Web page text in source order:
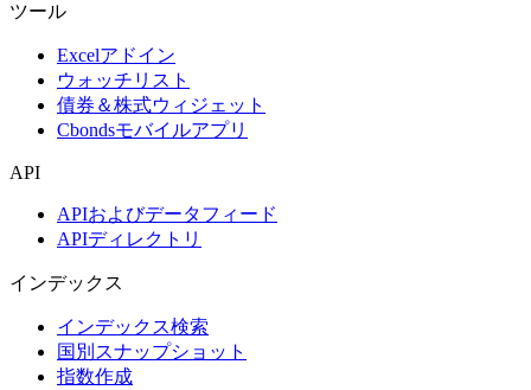
ツール
Excelアドイン
ウォッチリスト
債券＆株式ウィジェット
Cbondsモバイルアプリ
API
APIおよびデータフィード
APIディレクトリ
インデックス
インデックス検索
国別スナップショット
指数作成